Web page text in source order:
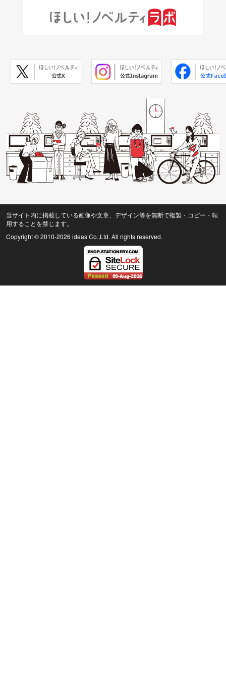
当サイト内に掲載している画像や文章、デザイン等を無断で複製・コピー・転
用することを禁じます。
Copyright © 2010-2026 ideas Co.,Ltd. All rights reserved.